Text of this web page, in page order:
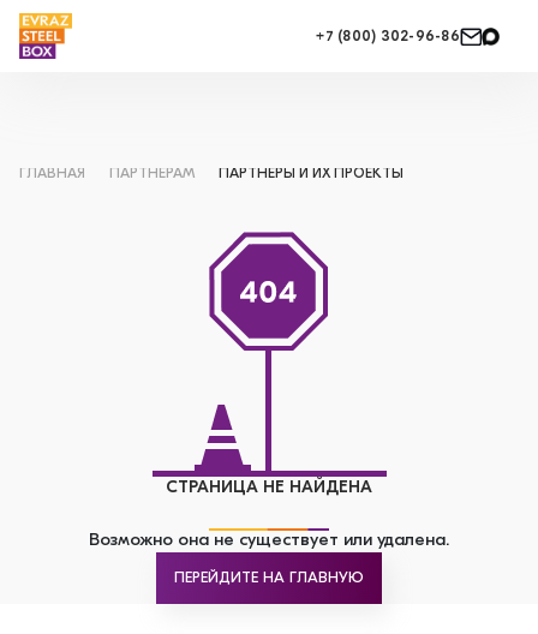
+7 (800) 302-96-86
ГЛАВНАЯ ПАРТНЕРАМ ПАРТНЕРЫ И ИХ ПРОЕКТЫ
СТРАНИЦА НЕ НАЙДЕНА
Возможно она не существует или удалена.
ПЕРЕЙДИТЕ НА ГЛАВНУЮ